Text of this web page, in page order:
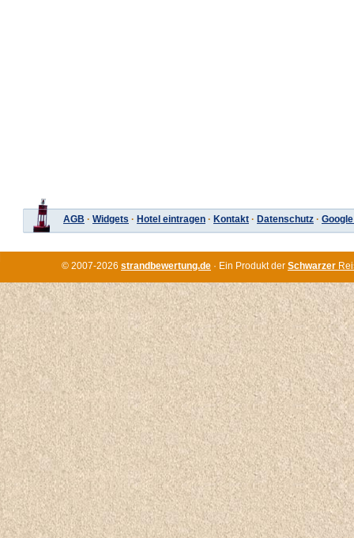
AGB · Widgets · Hotel eintragen · Kontakt · Datenschutz ·
© 2007-2026 strandbewertung.de · Ein Produkt der Schwarzer